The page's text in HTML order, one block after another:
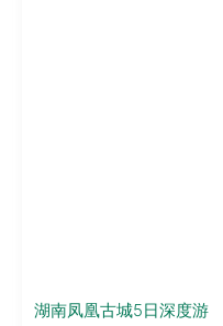
湖南凤凰古城5日深度游